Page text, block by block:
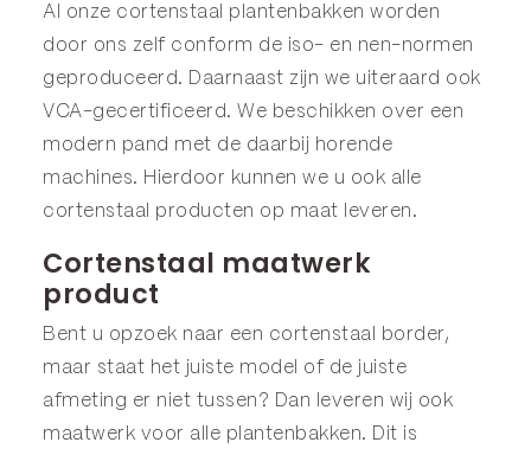
Al onze cortenstaal plantenbakken worden
door ons zelf conform de iso- en nen-normen
geproduceerd. Daarnaast zijn we uiteraard ook
VCA-gecertificeerd. We beschikken over een
modern pand met de daarbij horende
machines. Hierdoor kunnen we u ook alle
cortenstaal producten op maat leveren.
Cortenstaal maatwerk
product
Bent u opzoek naar een cortenstaal border,
maar staat het juiste model of de juiste
afmeting er niet tussen? Dan leveren wij ook
maatwerk voor alle plantenbakken. Dit is